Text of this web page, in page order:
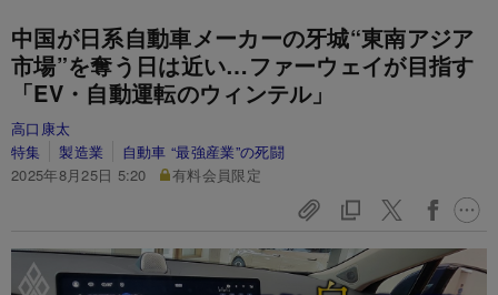
中国が日系自動車メーカーの牙城“東南アジア
市場”を奪う日は近い…ファーウェイが目指す
「EV・自動運転のウィンテル」
高口康太
特集
製造業
自動車 “最強産業”の死闘
2025年8月25日 5:20
有料会員限定